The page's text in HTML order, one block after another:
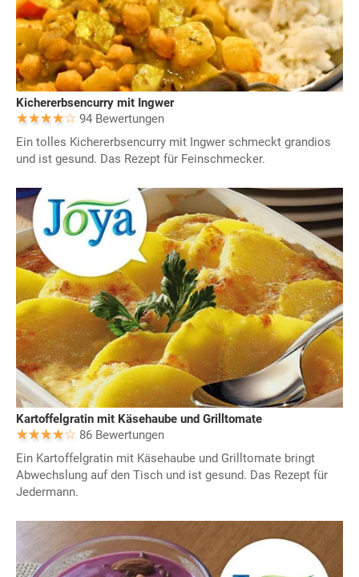
Kichererbsencurry mit Ingwer
94 Bewertungen
Ein tolles Kichererbsencurry mit Ingwer schmeckt grandios
und ist gesund. Das Rezept für Feinschmecker.
Kartoffelgratin mit Käsehaube und Grilltomate
86 Bewertungen
Ein Kartoffelgratin mit Käsehaube und Grilltomate bringt
Abwechslung auf den Tisch und ist gesund. Das Rezept für
Jedermann.